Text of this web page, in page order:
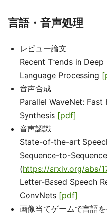
言語・音声処理
レビュー論文
Recent Trends in
Language Processing
音声合成
Parallel WaveNet:
Synthesis [pdf]
音声認識
State-of-the-art
Sequence-to-
(https://arxiv.org/abs/
Letter-Based Speech
ConvNets [pdf]
画像当てゲームで言語を